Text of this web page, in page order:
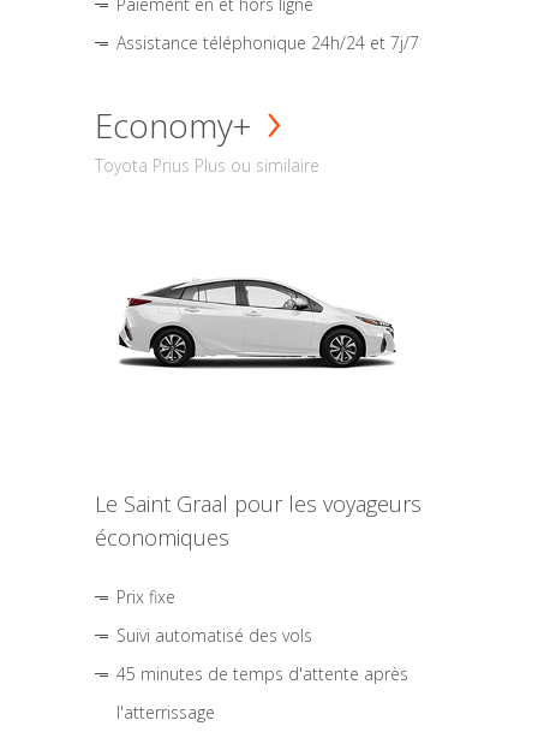
Assistance téléphonique 24h/24 et 7j/7
Economy+
Toyota Prius Plus ou similaire
Le Saint Graal pour les voyageurs
économiques
Prix fixe
Suivi automatisé des vols
45 minutes de temps d'attente après
l'atterrissage